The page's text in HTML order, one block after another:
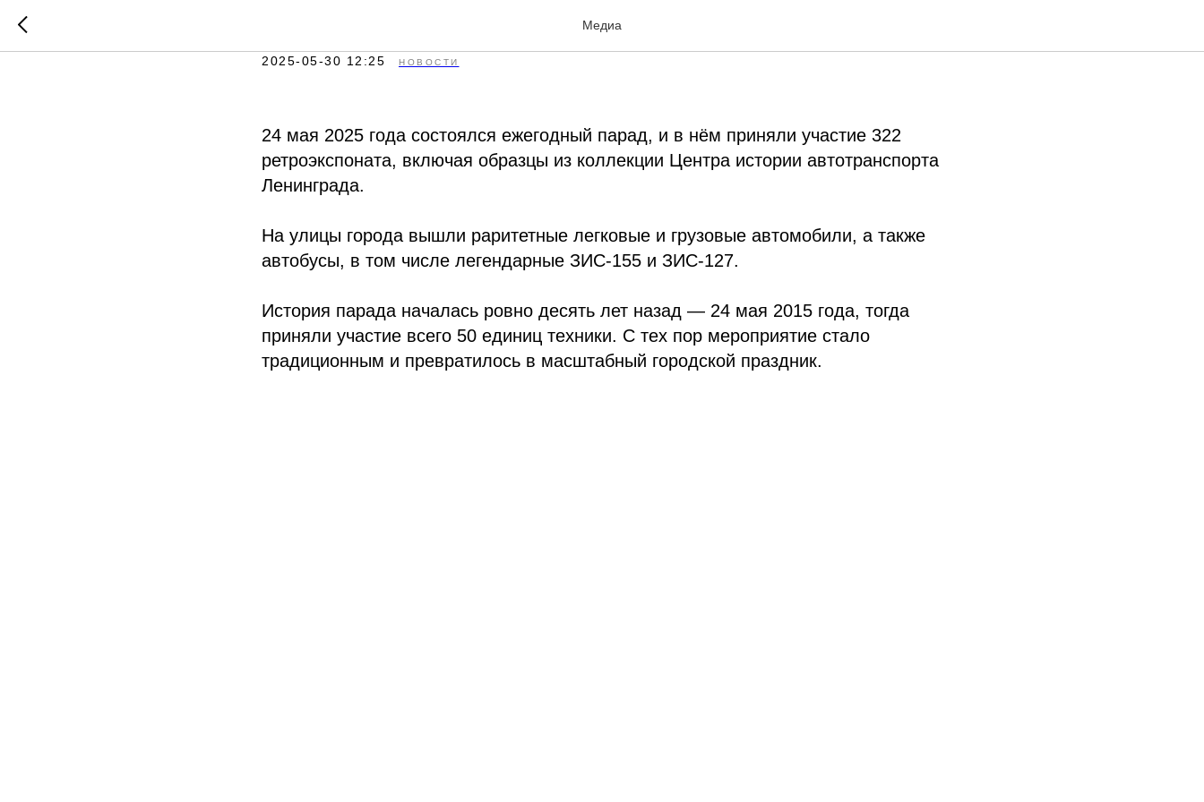
Медиа
Юбилейный парад ретротранспорта
2025-05-30 12:25 НОВОСТИ
24 мая 2025 года состоялся ежегодный парад, и в нём приняли участие 322
ретроэкспоната, включая образцы из коллекции Центра истории автотранспорта
Ленинграда.
На улицы города вышли раритетные легковые и грузовые автомобили, а также
автобусы, в том числе легендарные ЗИС-155 и ЗИС-127.
История парада началась ровно десять лет назад — 24 мая 2015 года, тогда
приняли участие всего 50 единиц техники. С тех пор мероприятие стало
традиционным и превратилось в масштабный городской праздник.